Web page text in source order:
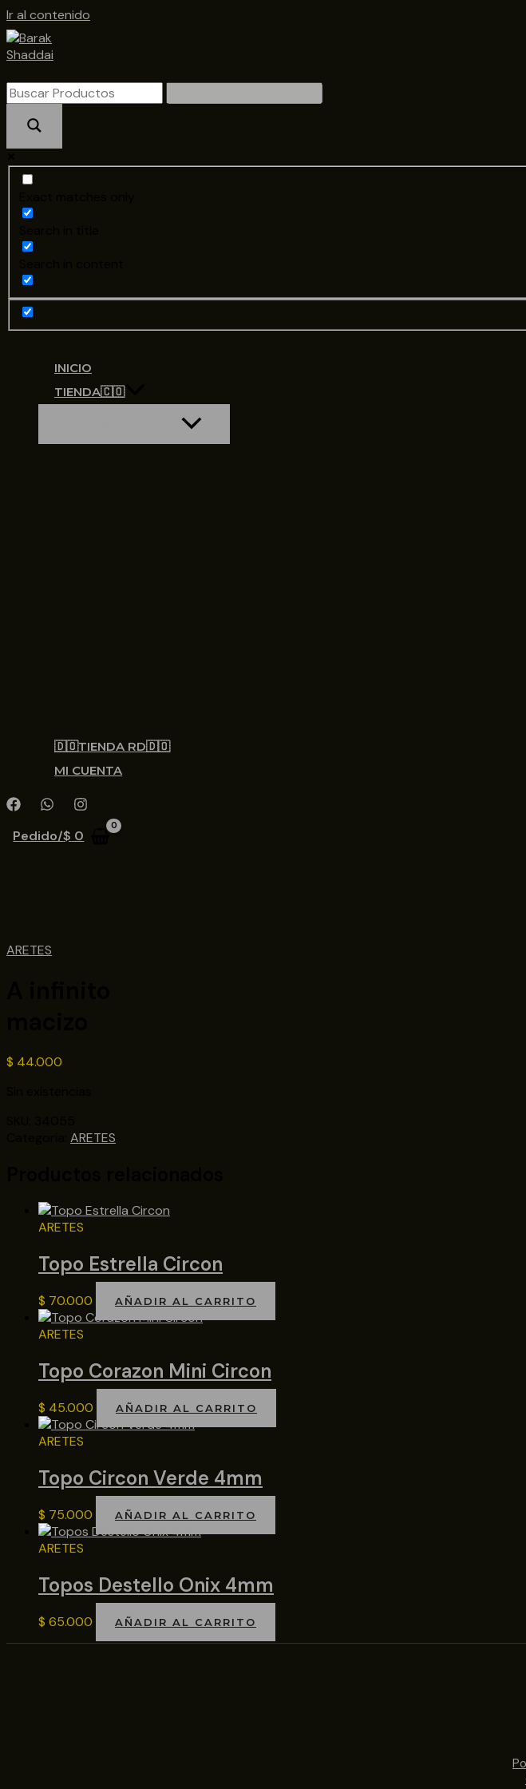
Ir al contenido
INICIO
TIENDA🇨🇴
🇩🇴TIENDA RD🇩🇴
MI CUENTA
Pedido/$ 0
ARETES
$ 44.000
ARETES
ARETES
Topo Estrella Circon
$ 70.000 AÑADIR AL CARRITO
ARETES
Topo Corazon Mini Circon
$ 45.000 AÑADIR AL CARRITO
ARETES
Topo Circon Verde 4mm
$ 75.000 AÑADIR AL CARRITO
ARETES
Topos Destello Onix 4mm
$ 65.000 AÑADIR AL CARRITO